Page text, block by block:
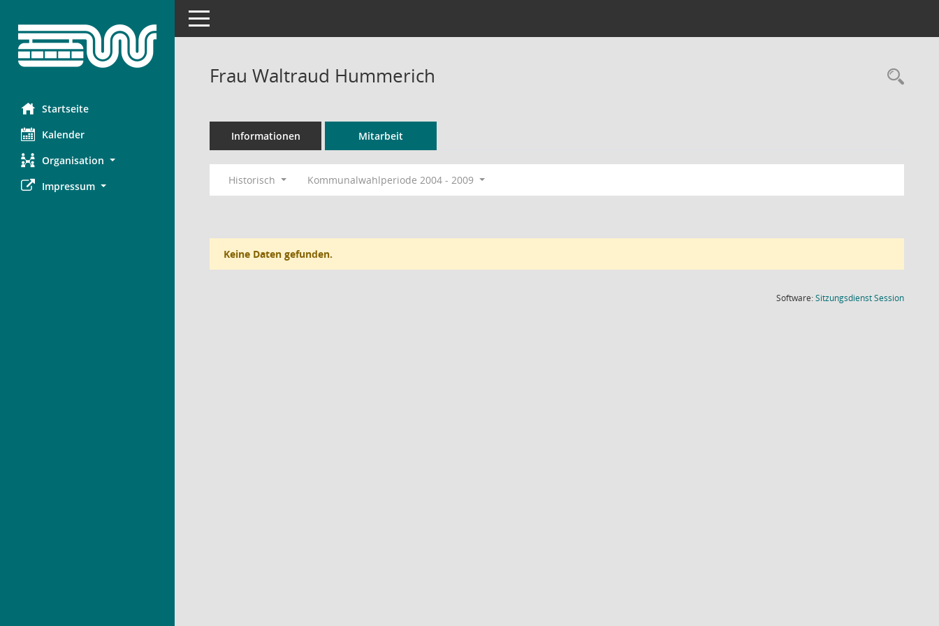
Startseite
Kalender
Organisation
Impressum
Toggle navigation
Frau Waltraud Hummerich
Informationen Mitarbeit
Historisch Kommunalwahlperiode 2004 - 2009
Keine Daten gefunden.
Software:SitzungsdienstSession(Wird in